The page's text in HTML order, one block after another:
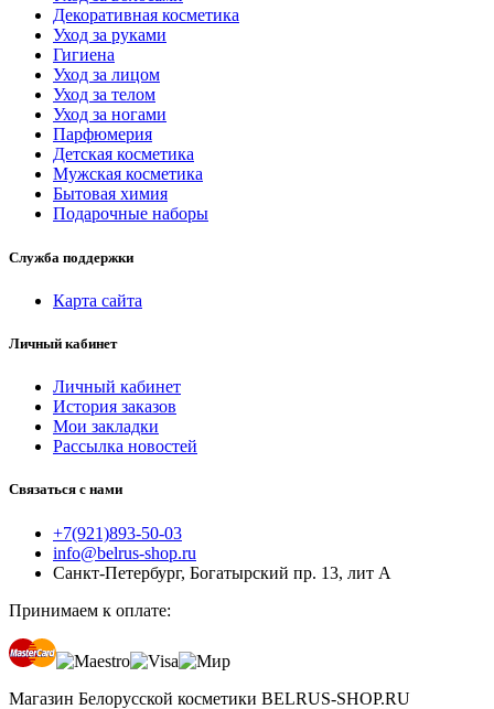
Декоративная косметика
Уход за руками
Гигиена
Уход за лицом
Уход за телом
Уход за ногами
Парфюмерия
Детская косметика
Мужская косметика
Бытовая химия
Подарочные наборы
Служба поддержки
Карта сайта
Личный кабинет
Личный кабинет
История заказов
Мои закладки
Рассылка новостей
Связаться с нами
+7(921)893-50-03
info@belrus-shop.ru
Санкт-Петербург, Богатырский пр. 13, лит А
Принимаем к оплате:
Магазин Белорусской косметики BELRUS-SHOP.RU